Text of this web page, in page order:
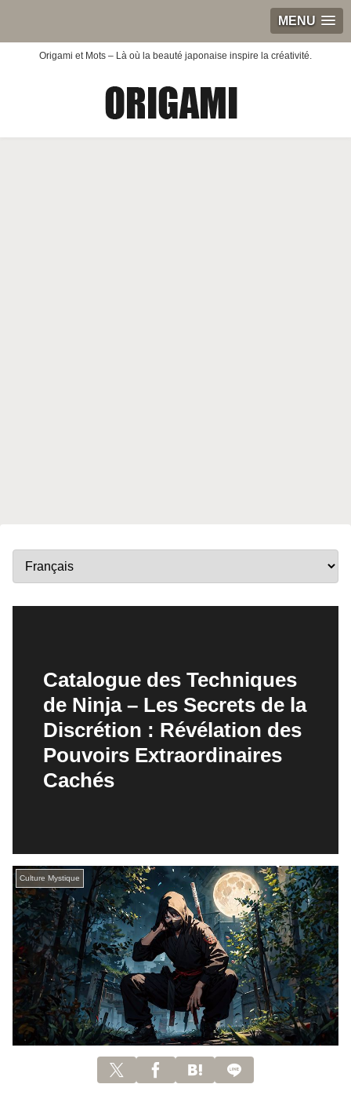
MENU
Origami et Mots – Là où la beauté japonaise inspire la créativité.
Catalogue des Techniques
de Ninja – Les Secrets de la
Discrétion : Révélation des
Pouvoirs Extraordinaires
Cachés
Culture Mystique